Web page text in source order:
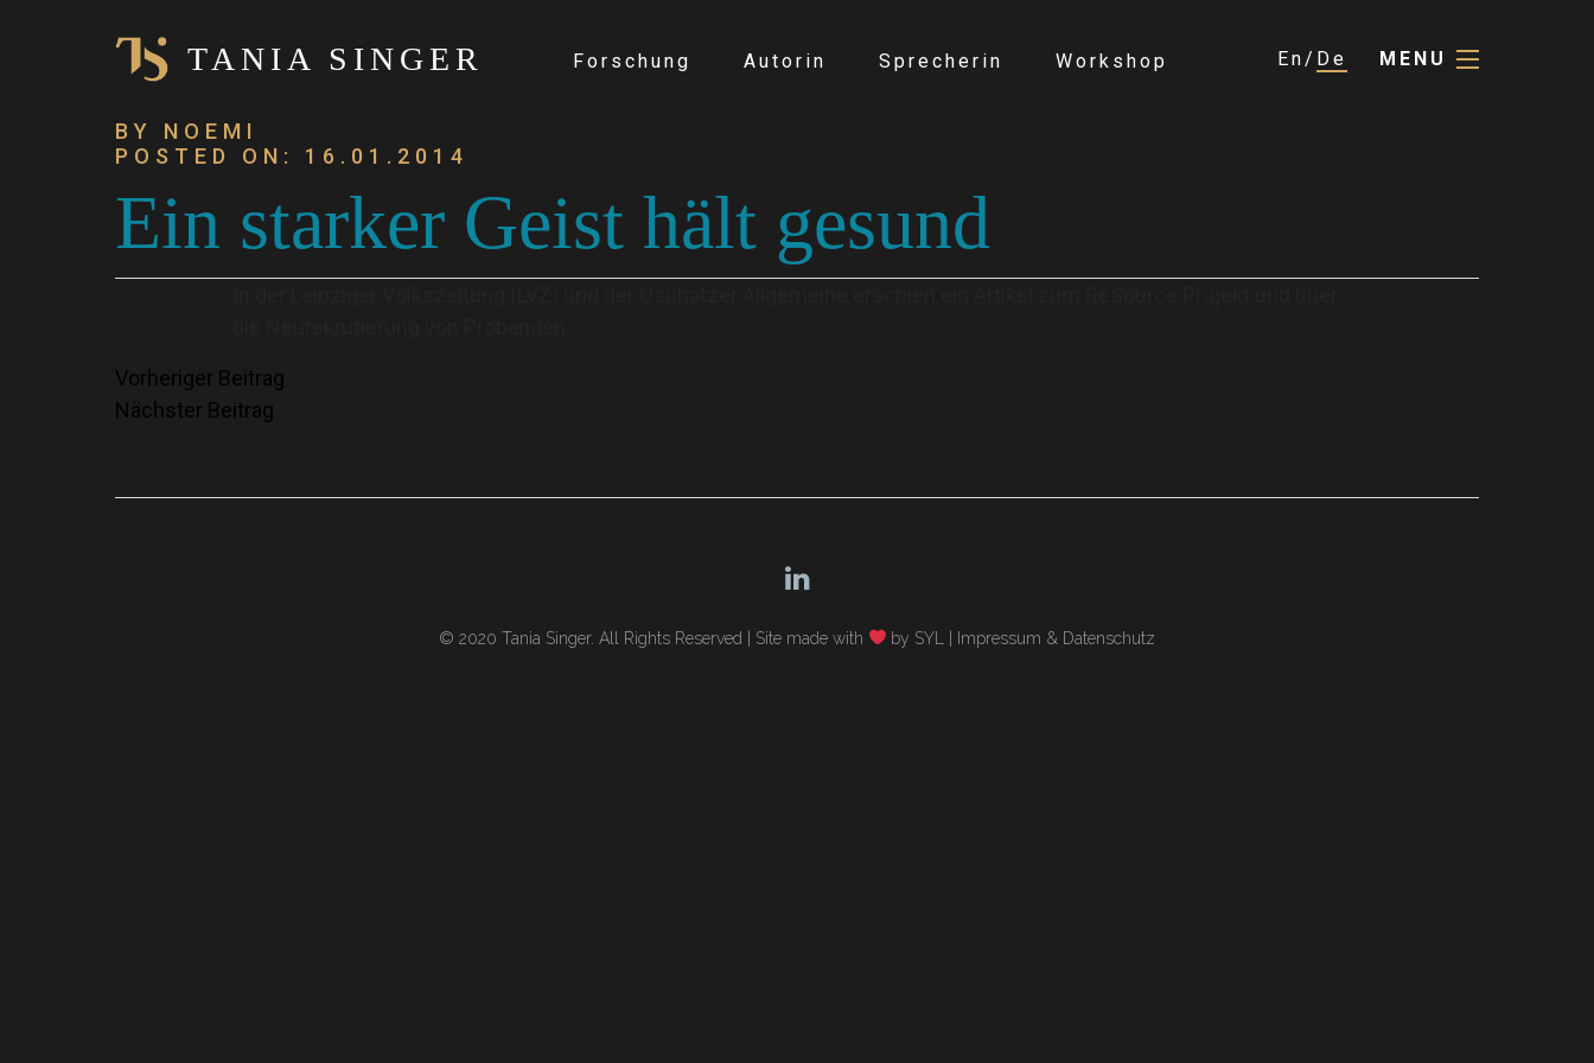
TANIA SINGER Forschung Autorin Sprecherin Workshop En De MENU
BY NOEMI
POSTED ON: 16.01.2014
Ein starker Geist hält gesund
Beitragsnavigation
Vorheriger Beitrag
Nächster Beitrag
© 2020 Tania Singer. All Rights Reserved | Site made with by SYL Impressum & Datenschutz